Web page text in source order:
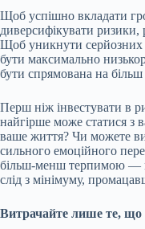
Щоб успішно вкладати
диверсифікувати ризики,
Щоб уникнути серйозних
бути максимально
бути спрямована на більш
Перш ніж інвестувати в
найгірше може статися з
ваше життя? Чи можете
сильного емоційного
більш-менш терпимою —
слід з мінімуму,
Витрачайте лише те, що